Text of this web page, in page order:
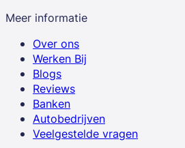
Meer informatie
Over ons
Werken Bij
Blogs
Reviews
Banken
Autobedrijven
Veelgestelde vragen